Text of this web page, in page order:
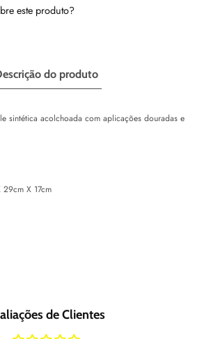
este produto?
do produto
sintética acolchoada com aplicações douradas e
X 17cm
de Clientes